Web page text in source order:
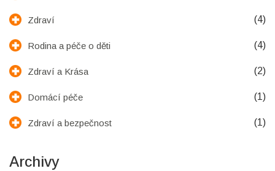
Zdraví (4)
Rodina a péče o děti (4)
Zdraví a Krása (2)
Domácí péče (1)
Zdraví a bezpečnost (1)
Archivy